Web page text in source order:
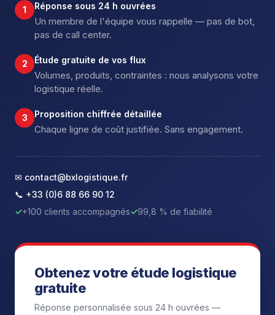
1 Réponse sous 24 h ouvrées
Un membre de l'équipe vous rappelle — pas de bot,
pas de call center.
2 Étude gratuite de vos flux
Volumes, produits, contraintes : nous analysons votre
logistique réelle.
3 Proposition chiffrée détaillée
Chaque ligne de coût justifiée. Sans engagement.
✉ contact@bxlogistique.fr
📞 +33 (0)6 88 66 90 12
✓+100 clients accompagnés✓99,8 % de fiabilité
Obtenez votre étude logistique
gratuite
Réponse personnalisée sous 24 h ouvrées —